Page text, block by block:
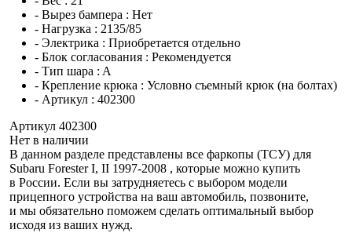
- Вырез бампера : Нет
- Нагрузка : 2135/85
- Электрика : Приобретается отдельно
- Блок согласования : Рекомендуется
- Тип шара : A
- Крепление крюка : Условно съемный крюк (на болтах)
- Артикул : 402300
Артикул 402300
Нет в наличии
В данном разделе представлены все фаркопы (ТСУ) для
Subaru Forester I, II 1997-2008 , которые можно купить
в России. Если вы затрудняетесь с выбором модели
прицепного устройства на ваш автомобиль, позвоните,
и мы обязательно поможем сделать оптимальный выбор
исходя из ваших нужд.